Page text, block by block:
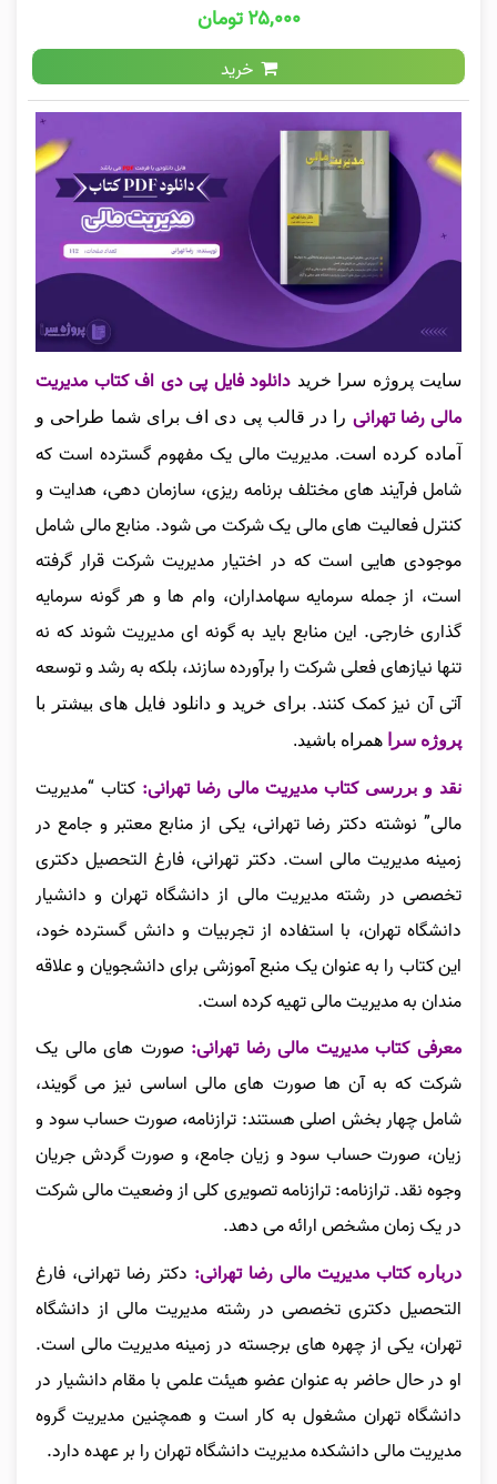
۲۵,۰۰۰ تومان
خرید
سایت پروژه سرا خرید دانلود فایل پی دی اف کتاب مدیریت
مالی رضا تهرانی را در قالب پی دی اف برای شما طراحی و
آماده کرده است. مدیریت مالی یک مفهوم گسترده است که
شامل فرآیند های مختلف برنامه‌ ریزی، سازمان‌ دهی، هدایت و
کنترل فعالیت‌ های مالی یک شرکت می‌ شود. منابع مالی شامل
موجودی‌ هایی است که در اختیار مدیریت شرکت قرار گرفته
است، از جمله سرمایه سهامداران، وام‌ ها و هر گونه سرمایه‌
گذاری خارجی. این منابع باید به گونه‌ ای مدیریت شوند که نه
تنها نیازهای فعلی شرکت را برآورده سازند، بلکه به رشد و توسعه
آتی آن نیز کمک کنند. برای خرید و دانلود فایل های بیشتر با
پروژه سرا
همراه باشید.
نقد و بررسی کتاب مدیریت مالی رضا تهرانی: کتاب “مدیریت
مالی” نوشته دکتر رضا تهرانی، یکی از منابع معتبر و جامع در
زمینه مدیریت مالی است. دکتر تهرانی، فارغ‌ التحصیل دکتری
تخصصی در رشته مدیریت مالی از دانشگاه تهران و دانشیار
دانشگاه تهران، با استفاده از تجربیات و دانش گسترده خود،
این کتاب را به عنوان یک منبع آموزشی برای دانشجویان و علاقه‌
مندان به مدیریت مالی تهیه کرده است.
معرفی کتاب مدیریت مالی رضا تهرانی: صورت‌ های مالی یک
شرکت که به آن‌ ها صورت‌ های مالی اساسی نیز می‌ گویند،
شامل چهار بخش اصلی هستند: ترازنامه، صورت حساب سود و
زیان، صورت حساب سود و زیان جامع، و صورت گردش جریان
وجوه نقد. ترازنامه: ترازنامه تصویری کلی از وضعیت مالی شرکت
در یک زمان مشخص ارائه می‌ دهد.
دربارهکتاب مدیریت مالی رضا تهرانی: دکتر رضا تهرانی، فارغ‌
التحصیل دکتری تخصصی در رشته مدیریت مالی از دانشگاه
تهران، یکی از چهره‌ های برجسته در زمینه مدیریت مالی است.
او در حال حاضر به عنوان عضو هیئت علمی با مقام دانشیار در
دانشگاه تهران مشغول به کار است و همچنین مدیریت گروه
مدیریت مالی دانشکده مدیریت دانشگاه تهران را بر عهده دارد.